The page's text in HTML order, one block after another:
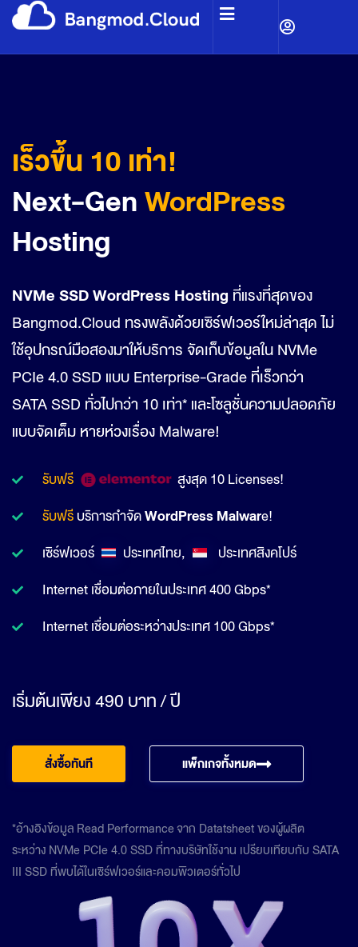
เร็วขึ้น 10 เท่า!
Next-GenWordPress
Hosting
NVMe SSD WordPress Hosting ที่แรงที่สุดของ
Bangmod.Cloud ทรงพลังด้วยเซิร์ฟเวอร์ใหม่ล่าสุด ไม่
ใช้อุปกรณ์มือสองมาให้บริการ จัดเก็บข้อมูลใน NVMe
PCIe 4.0 SSD แบบ Enterprise-Grade ที่เร็วกว่า
SATA SSD ทั่วไปกว่า 10 เท่า* และโซลูชั่นความปลอดภัย
แบบจัดเต็ม หายห่วงเรื่อง Malware!
รับฟรี
สูงสุด 10 Licenses!
รับฟรีบริการกำจัดWordPress Malware!
เซิร์ฟเวอร์
ประเทศไทย,
ประเทศสิงคโปร์
Internet เชื่อมต่อภายในประเทศ 400 Gbps*
Internet เชื่อมต่อระหว่างประเทศ 100 Gbps*
เริ่มต้นเพียง 490 บาท / ปี
สั่งซื้อทันที แพ็กเกจทั้งหมด
*อ้างอิงข้อมูล Read Performanceจาก Datatsheet ของผู้ผลิต
ระหว่าง NVMe PCIe 4.0 SSD ที่ทางบริษัทใช้งาน เปรียบเทียบกับ SATA
III SSD ที่พบได้ในเซิร์ฟเวอร์และคอมพิวเตอร์ทั่วไป